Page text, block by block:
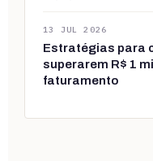
13 JUL 2026
Estratégias para
superarem R$ 1
faturamento